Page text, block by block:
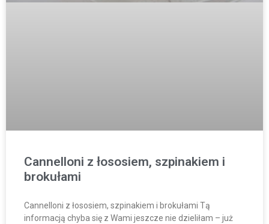
Cannelloni z łososiem, szpinakiem i
brokułami
Cannelloni z łososiem, szpinakiem i brokułami Tą
informacją chyba się z Wami jeszcze nie dzieliłam – już